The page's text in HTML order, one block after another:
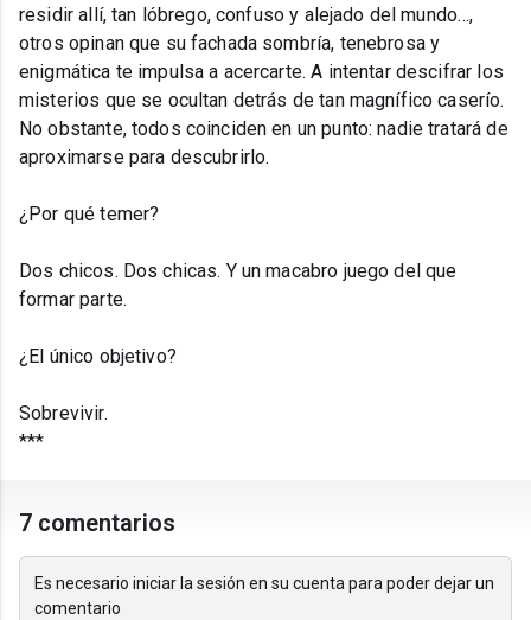
residir allí, tan lóbrego, confuso y alejado del mundo…,
otros opinan que su fachada sombría, tenebrosa y
enigmática te impulsa a acercarte. A intentar descifrar los
misterios que se ocultan detrás de tan magnífico caserío.
No obstante, todos coinciden en un punto: nadie tratará de
aproximarse para descubrirlo.
¿Por qué temer?
Dos chicos. Dos chicas. Y un macabro juego del que
formar parte.
¿El único objetivo?
Sobrevivir.
***
7 comentarios
Es necesario iniciar la sesión en su cuenta para poder dejar un
comentario